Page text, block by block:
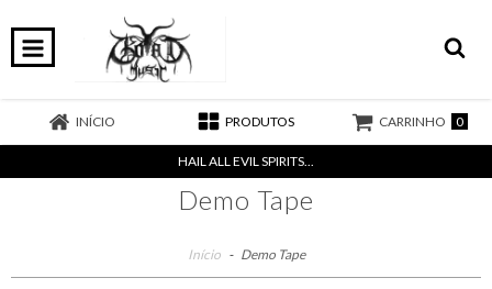
INÍCIO PRODUTOS CARRINHO 0
HAIL ALL EVIL SPIRITS...
Demo Tape
Início - Demo Tape